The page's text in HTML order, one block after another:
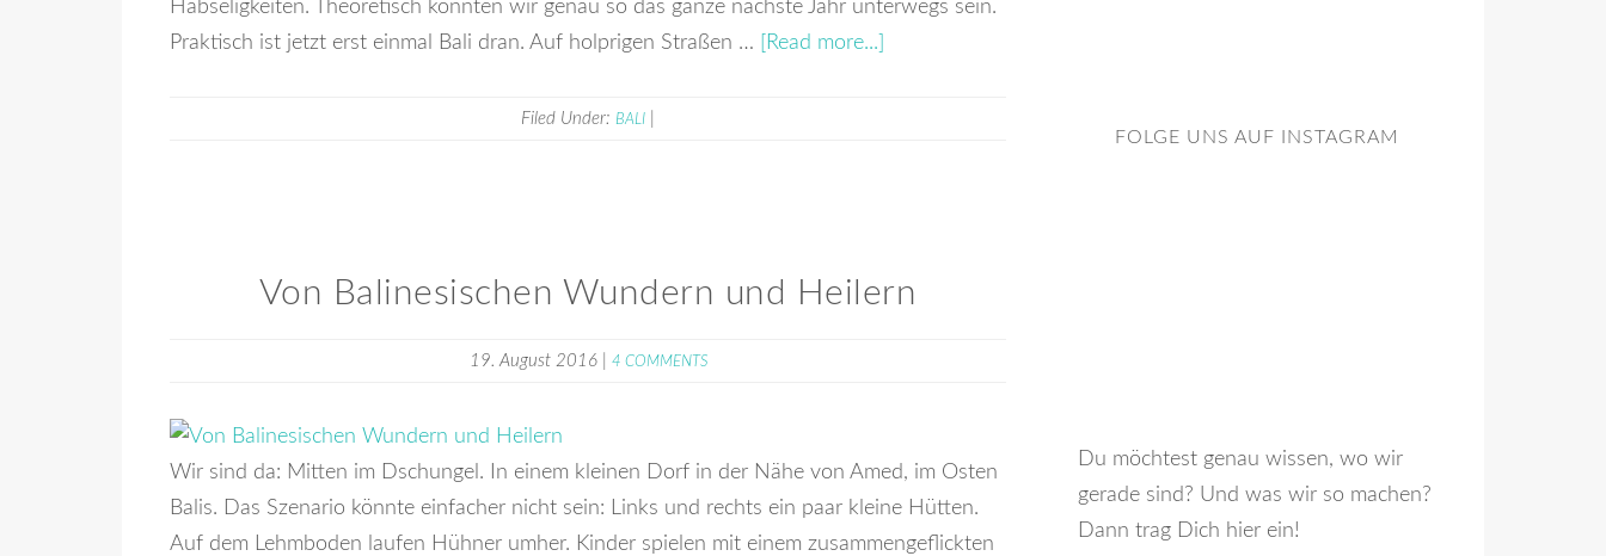
Habseligkeiten. Theoretisch könnten wir genau so das ganze nächste Jahr unterwegs sein.
Praktisch ist jetzt erst einmal Bali dran. Auf holprigen Straßen …
[Read more...]
Filed Under: BALI
Von Balinesischen Wundern und Heilern
19. August 2016| 4 COMMENTS
Wir sind da: Mitten im Dschungel. In einem kleinen Dorf in der Nähe von Amed, im Osten
Balis. Das Szenario könnte einfacher nicht sein: Links und rechts ein paar kleine Hütten.
Auf dem Lehmboden laufen Hühner umher. Kinder spielen mit einem zusammengeflickten
FOLGE UNS AUF INSTAGRAM
Du möchtest genau wissen, wo wir
gerade sind? Und was wir so machen?
Dann trag Dich hier ein!